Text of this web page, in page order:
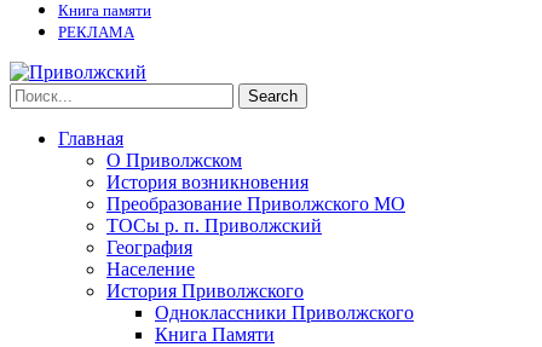
Книга памяти
РЕКЛАМА
Главная
О Приволжском
История возникновения
Преобразование Приволжского МО
ТОСы р. п. Приволжский
География
Население
История Приволжского
Одноклассники Приволжского
Книга Памяти